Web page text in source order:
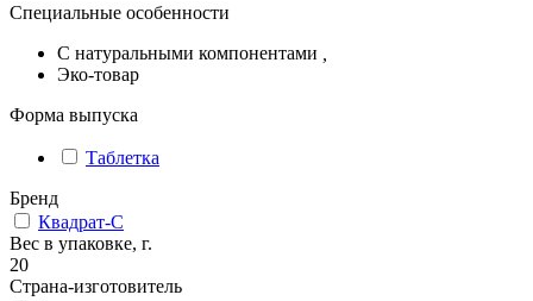
Специальные особенности
С натуральными компонентами
Эко-товар
Форма выпуска
Таблетка
Бренд
Квадрат-С
Вес в упаковке, г.
20
Страна-изготовитель